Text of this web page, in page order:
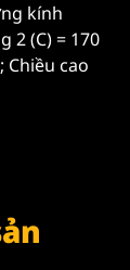
kính
2 (C) = 170
Chiều cao